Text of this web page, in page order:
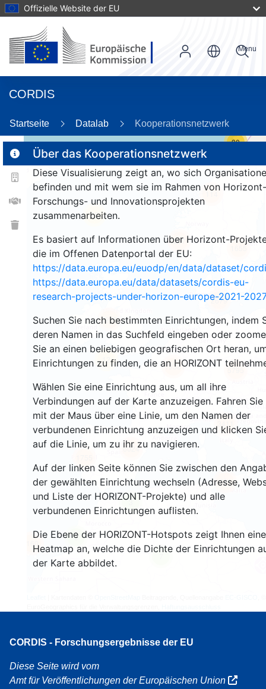
Offizielle Website der EU
CORDIS
Menu
Startseite Datalab Kooperationsnetzwerk
Über das Kooperationsnetzwerk
Diese Visualisierung zeigt an, wo sich
befinden und mit wem sie im Rahmen von Horizont-
Forschungs- und Innovationsprojekten
zusammenarbeiten.
Es basiert auf Informationen über Horizont-
die im Offenen Datenportal der EU:
https://data.europa.eu/euodp/en/data/dataset/
https://data.europa.eu/data/datasets/cordis-eu-
research-projects-under-horizon-europe-2021-2027
Suchen Sie nach bestimmten Einrichtungen, indem
deren Namen in das Suchfeld eingeben oder
Sie an einen beliebigen geografischen Ort heran,
Einrichtungen zu finden, die an HORIZONT
Wählen Sie eine Einrichtung aus, um all ihre
Verbindungen auf der Karte anzuzeigen. Fahren Sie
mit der Maus über eine Linie, um den Namen der
verbundenen Einrichtung anzuzeigen und klicken
auf die Linie, um zu ihr zu navigieren.
Auf der linken Seite können Sie zwischen den
der gewählten Einrichtung wechseln (Adresse,
und Liste der HORIZONT-Projekte) und alle
verbundenen Einrichtungen auflisten.
Die Ebene der HORIZONT-Hotspots zeigt Ihnen eine
Heatmap an, welche die Dichte der Einrichtungen
der Karte abbildet.
3
160
30
25
12
2205
114
257
1655
2679
5795
3
481
19381
6024
CORDIS - Forschungsergebnisse der EU
Diese Seite wird vom
Amt für Veröffentlichungen der Europäischen Union